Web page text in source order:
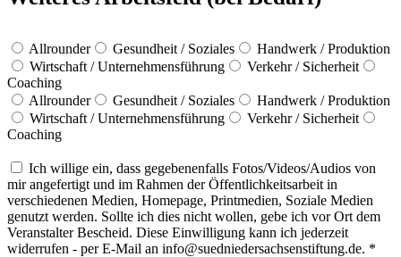
Allrounder Gesundheit / Soziales
Handwerk / Produktion
Wirtschaft / Unternehmensführung
Verkehr / Sicherheit
Coaching
Allrounder
Gesundheit / Soziales
Handwerk / Produktion
Wirtschaft / Unternehmensführung
Verkehr / Sicherheit
Coaching
Ich willige ein, dass gegebenenfalls Fotos/Videos/Audios von
mir angefertigt und im Rahmen der Öffentlichkeitsarbeit in
verschiedenen Medien, Homepage, Printmedien, Soziale Medien
genutzt werden. Sollte ich dies nicht wollen, gebe ich vor Ort dem
Veranstalter Bescheid. Diese Einwilligung kann ich jederzeit
widerrufen - per E-Mail an info@suedniedersachsenstiftung.de. *